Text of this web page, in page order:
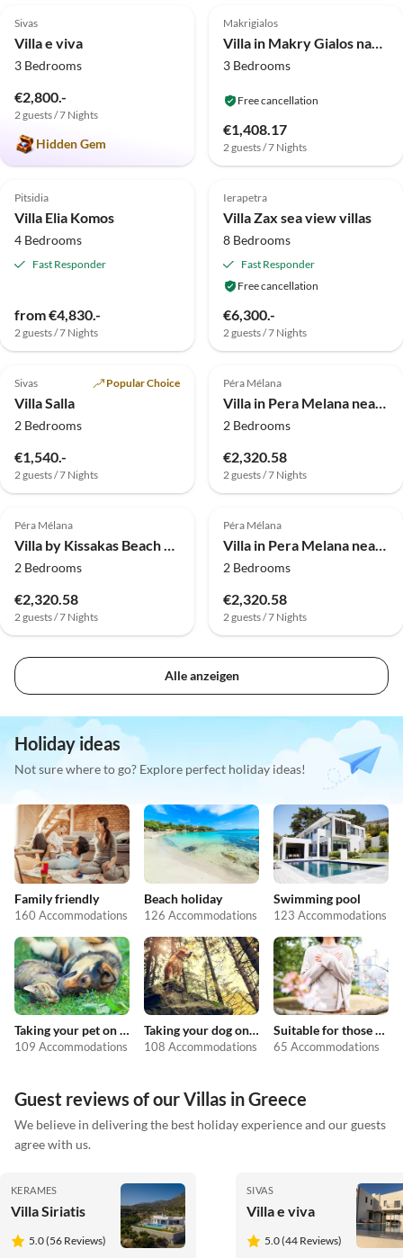
Sivas
Villa e viva
3 Bedrooms
€2,800.-
2 guests / 7 Nights
Hidden Gem
Makrigialos
Villa in Makry Gialos nahe Sandstrand
3 Bedrooms
Free cancellation
€1,408.17
2 guests / 7 Nights
Top-Listing
4.8 (1)
Pitsidia
Villa Elia Komos
4 Bedrooms
Fast Responder
from €4,830.-
2 guests / 7 Nights
Top-Listing
Ierapetra
Villa Zax sea view villas
8 Bedrooms
Fast Responder
Free cancellation
€6,300.-
2 guests / 7 Nights
Top-Listing
Sivas Popular Choice
Villa Salla
2 Bedrooms
€1,540.-
2 guests / 7 Nights
Péra Mélana
Villa in Pera Melana near Kissakas Beach
2 Bedrooms
€2,320.58
2 guests / 7 Nights
Péra Mélana
Villa by Kissakas Beach with Sea Views
2 Bedrooms
€2,320.58
2 guests / 7 Nights
Péra Mélana
Villa in Pera Melana near Kissakas Beach
2 Bedrooms
€2,320.58
2 guests / 7 Nights
Alle anzeigen
Holiday ideas
Not sure where to go? Explore perfect holiday ideas!
Family friendly
160 Accommodations
Beach holiday
126 Accommodations
Swimming pool
123 Accommodations
Taking your pet on holiday
109 Accommodations
Taking your dog on holiday
108 Accommodations
Suitable for those with allergies
65 Accommodations
Guest reviews of our Villas in Greece
We believe in delivering the best holiday experience and our guests
agree with us.
KERAMES
Villa Siriatis
5.0 (56 Reviews)
SIVAS
Villa e viva
5.0 (44 Reviews)